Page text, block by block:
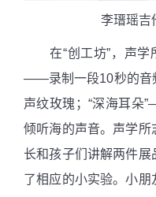
李瑨瑶吉他
在“创工坊”，声学
——录制一段10秒的音
声纹玫瑰；“深海耳朵
倾听海的声音。声学所
长和孩子们讲解两件
了相应的小实验。小